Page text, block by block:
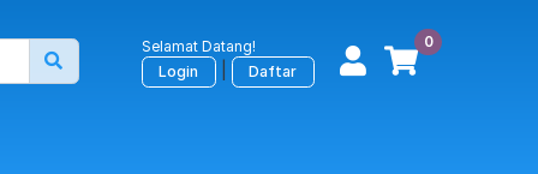
Selamat Datang!
Login
Daftar
0